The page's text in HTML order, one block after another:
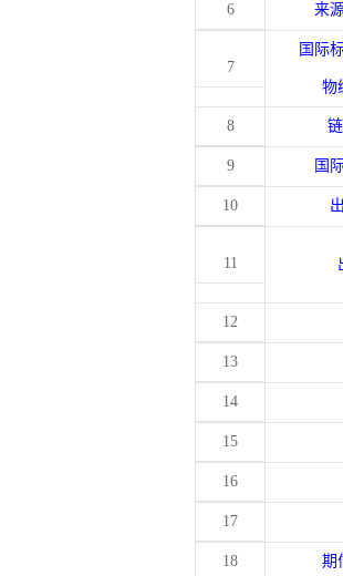
6 来
7
国际
物
8
9 国
10
11
12
13
14
15
16
17
18 期